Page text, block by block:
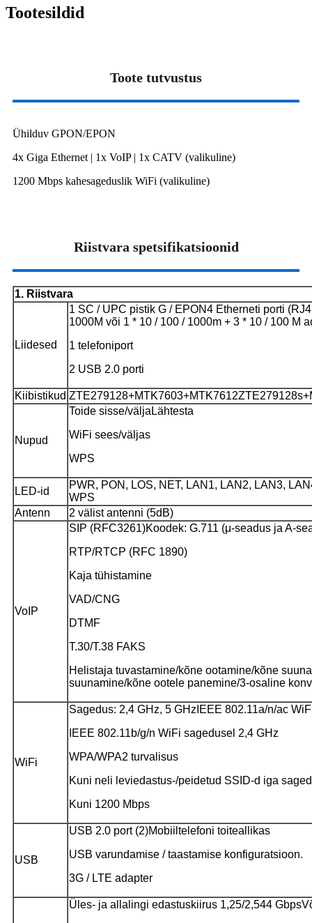
Tootesildid
Toote tutvustus
Ühilduv GPON/EPON
4x Giga Ethernet | 1x VoIP | 1x CATV (valikuline)
1200 Mbps kahesageduslik WiFi (valikuline)
Riistvara spetsifikatsioonid
1. Riistvara
Liidesed
1 SC / UPC pistik G / EPON4 Etherneti porti
1000M või 1 * 10 / 100 / 1000m + 3 * 10 / 100 M
1 telefoniport
2 USB 2.0 porti
Kiibistikud ZTE279128+MTK7603+MTK7612
Nupud
Toide sisse/välja Lähtesta
WiFi sees/väljas
WPS
LED-id
PWR, PON, LOS, NET, LAN1, LAN2, LAN3,
WPS
Antenn
2 välist antenni (5dB)
VoIP
SIP (RFC3261)Koodek: G.711 (μ-seadus ja A-
RTP/RTCP (RFC 1890)
Kaja tühistamine
VAD/CNG
DTMF
T.30/T.38 FAKS
Helistaja tuvastamine/kõne ootamine/kõne
suunamine/kõne ootele panemine/3-osaline
WiFi
Sagedus: 2,4 GHz, 5 GHz IEEE 802.11a/n/ac
IEEE 802.11b/g/n WiFi sagedusel 2,4 GHz
WPA/WPA2 turvalisus
Kuni neli leviedastus-/peidetud SSID-d iga
Kuni 1200 Mbps
USB
USB 2.0 port (2)Mobiiltelefoni toiteallikas
USB varundamise / taastamise konfiguratsioon.
3G / LTE adapter
Üles- ja allalingi edastuskiirus 1,25/2,544 Gbps